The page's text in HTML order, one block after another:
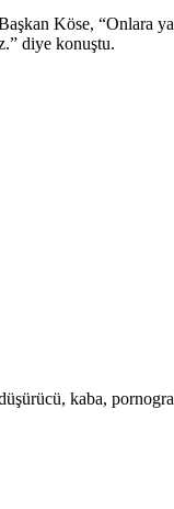
Köse, “Onlara
diye konuştu.
kaba,